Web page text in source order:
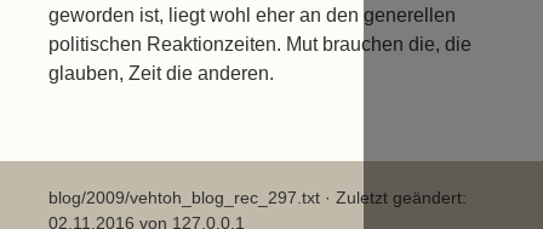
geworden ist, liegt wohl eher an den generellen
politischen Reaktionzeiten. Mut brauchen die, die
glauben, Zeit die anderen.
blog/2009/vehtoh_blog_rec_297.txt · Zuletzt geändert:
02.11.2016 von 127.0.0.1